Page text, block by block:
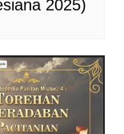
2025)